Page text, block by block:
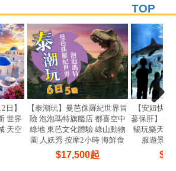
TOP
日】
世界
天空
【泰潮玩】曼芭侏羅紀世界冒
險 泡泡瑪特旗艦店 都喜空中
綠地 東芭文化體驗 綠山動物
園 人妖秀 按摩2小時 海鮮食
放題 6天5晚(亞航)
$17,500起
【安妞快
蔘保肝】★
暢玩樂天世
服遊景福
$